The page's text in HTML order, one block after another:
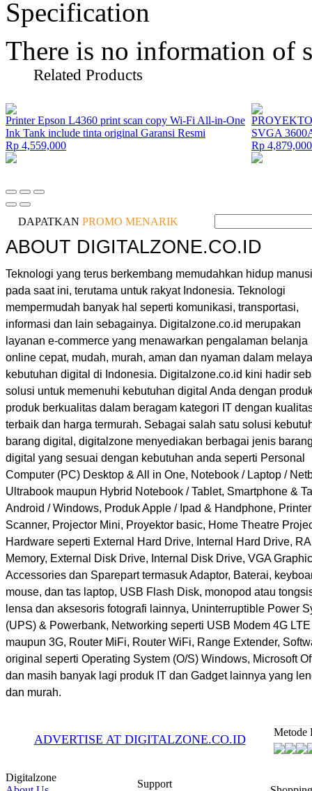
Specification
There is no information of
Related Products
Printer Epson L4360 print scan copy Wi-Fi All-in-One
Ink Tank include tinta original Garansi Resmi
Rp 4,559,000
SVGA
Rp 4,879,000
DAPATKAN PROMO MENARIK
ABOUT DIGITALZONE.CO.ID
Teknologi yang terus berkembang memudahkan hidup
pada saat ini, terutama untuk rakyat Indonesia. Teknologi
mempermudah banyak hal seperti komunikasi, transportasi,
informasi dan lain sebagainya. Digitalzone.co.id merupakan
layanan e-commerce yang menawarkan pengalaman belanja
online cepat, mudah, murah, aman dan nyaman dalam
kebutuhan digital di Indonesia. Digitalzone.co.id kini hadir
solusi untuk memenuhi kebutuhan digital Anda dengan
produk berkualitas dalam beragam kategori IT dengan
terbaik dan harga termurah. Sebagai salah satu solusi
barang digital, digitalzone menyediakan berbagai jenis
digital yang sesuai dengan kebutuhan anda seperti Personal
Computer (PC) Desktop & All in One, Notebook / Laptop /
Ultrabook maupun Hybrid Notebook / Tablet, Smartphone &
Android / Windows, Produk Apple / Ipad & Handphone,
Scanner, Projector Mini, Proyektor basic, Home Theatre
Hardware seperti External Hard Drive, Internal Hard Drive,
Memory, External Disk Drive, Internal Disk Drive, VGA
Accessories dan Sparepart termasuk Adaptor, Baterai,
mouse, dan tas laptop, USB Flash Disk, monopod atau
lensa dan aksesoris fotografi lainnya, Uninterruptible Power
(UPS) & Powerbank, Networking seperti USB Modem 4G LTE
maupun 3G, Router MiFi, Router WiFi, Range Extender,
original seperti Operating System (O/S) Windows, Microsoft
dan masih banyak lagi produk IT dan Gadget lainnya yang
dan murah.
ADVERTISE AT DIGITALZONE.CO.ID
Metode
Digitalzone
Support